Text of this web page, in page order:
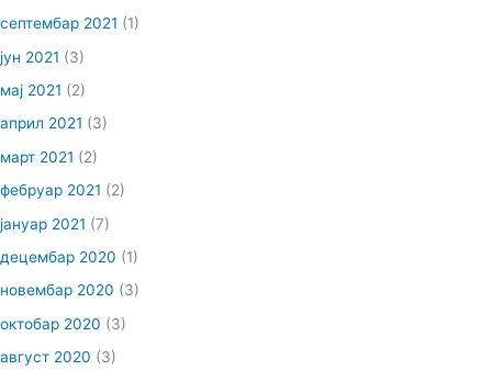
септембар 2021 (1)
јун 2021 (3)
мај 2021 (2)
април 2021 (3)
март 2021 (2)
фебруар 2021 (2)
јануар 2021 (7)
децембар 2020 (1)
новембар 2020 (3)
октобар 2020 (3)
август 2020 (3)